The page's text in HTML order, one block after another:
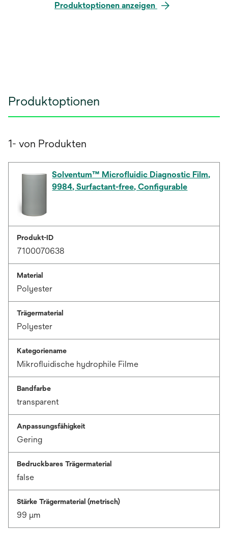
Produktoptionen anzeigen
Produktoptionen
1- von Produkten
Solventum™ Microfluidic Diagnostic Film,
9984, Surfactant-free, Configurable
Produkt-ID
7100070638
Material
Polyester
Trägermaterial
Polyester
Kategoriename
Mikrofluidische hydrophile Filme
Bandfarbe
transparent
Anpassungsfähigkeit
Gering
Bedruckbares Trägermaterial
false
Stärke Trägermaterial (metrisch)
99 μm